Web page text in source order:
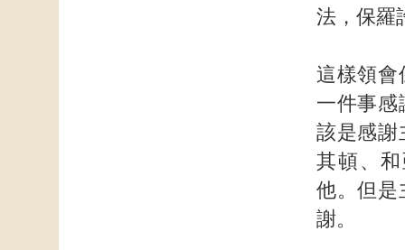
法，保羅
這樣領會
一件事感
該是感謝
其頓、
他。但是
謝。